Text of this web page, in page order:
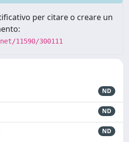
per citare o creare un
11590/300111
ND
ND
ND